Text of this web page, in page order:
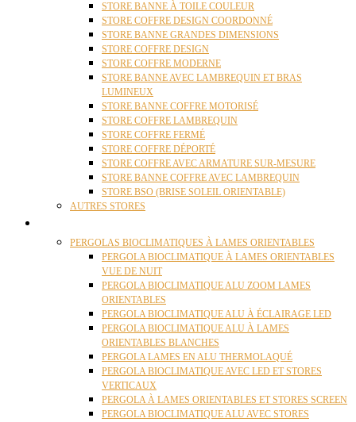
STORE BANNE À TOILE COULEUR
STORE COFFRE DESIGN COORDONNÉ
STORE BANNE GRANDES DIMENSIONS
STORE COFFRE DESIGN
STORE COFFRE MODERNE
STORE BANNE AVEC LAMBREQUIN ET BRAS
LUMINEUX
STORE BANNE COFFRE MOTORISÉ
STORE COFFRE LAMBREQUIN
STORE COFFRE FERMÉ
STORE COFFRE DÉPORTÉ
STORE COFFRE AVEC ARMATURE SUR-MESURE
STORE BANNE COFFRE AVEC LAMBREQUIN
STORE BSO (BRISE SOLEIL ORIENTABLE)
AUTRES STORES
PERGOLAS BIOCLIMATIQUES À LAMES ORIENTABLES
PERGOLA BIOCLIMATIQUE À LAMES ORIENTABLES
VUE DE NUIT
PERGOLA BIOCLIMATIQUE ALU ZOOM LAMES
ORIENTABLES
PERGOLA BIOCLIMATIQUE ALU À ÉCLAIRAGE LED
PERGOLA BIOCLIMATIQUE ALU À LAMES
ORIENTABLES BLANCHES
PERGOLA LAMES EN ALU THERMOLAQUÉ
PERGOLA BIOCLIMATIQUE AVEC LED ET STORES
VERTICAUX
PERGOLA À LAMES ORIENTABLES ET STORES SCREEN
PERGOLA BIOCLIMATIQUE ALU AVEC STORES